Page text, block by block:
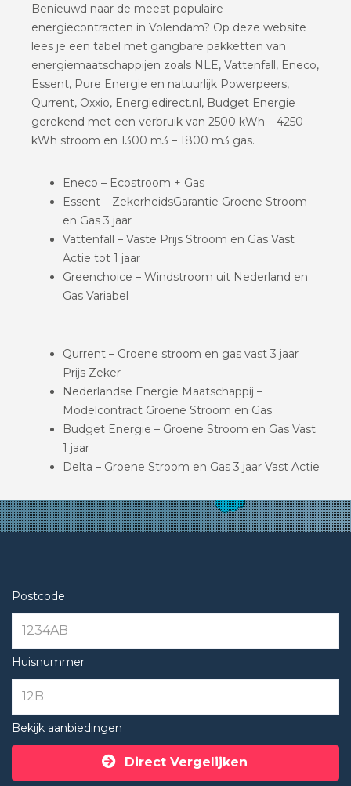
Benieuwd naar de meest populaire
energiecontracten in Volendam? Op deze website
lees je een tabel met gangbare pakketten van
energiemaatschappijen zoals NLE, Vattenfall, Eneco,
Essent, Pure Energie en natuurlijk Powerpeers,
Qurrent, Oxxio, Energiedirect.nl, Budget Energie
gerekend met een verbruik van 2500 kWh – 4250
kWh stroom en 1300 m3 – 1800 m3 gas.
Eneco – Ecostroom + Gas
Essent – ZekerheidsGarantie Groene Stroom
en Gas 3 jaar
Vattenfall – Vaste Prijs Stroom en Gas Vast
Actie tot 1 jaar
Greenchoice – Windstroom uit Nederland en
Gas Variabel
Qurrent – Groene stroom en gas vast 3 jaar
Prijs Zeker
Nederlandse Energie Maatschappij –
Modelcontract Groene Stroom en Gas
Budget Energie – Groene Stroom en Gas Vast
1 jaar
Delta – Groene Stroom en Gas 3 jaar Vast Actie
Postcode
Huisnummer
Bekijk aanbiedingen
Direct Vergelijken